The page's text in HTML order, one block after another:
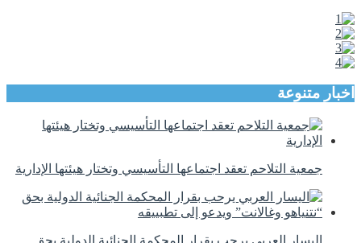
اخبار متنوعة
جمعية التلاحم تعقد اجتماعها التأسيسي وتختار هيئتها الإدارية